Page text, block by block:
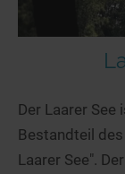
Der Laarer
Bestandteil
Laarer See".